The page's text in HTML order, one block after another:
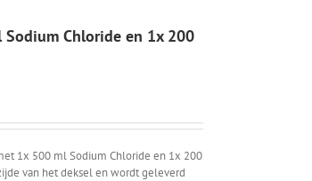
Chloride en 1x 200
1x 500 ml Sodium Chloride en 1x 200
van het deksel en wordt geleverd